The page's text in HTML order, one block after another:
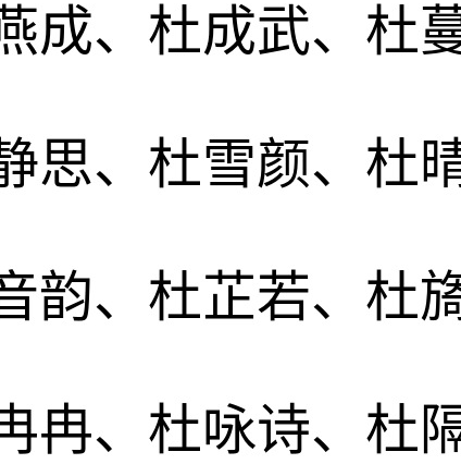
成、杜成武、杜
思、杜雪颜、杜
韵、杜芷若、杜
冉、杜咏诗、杜